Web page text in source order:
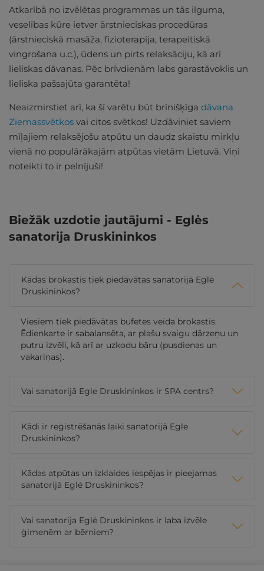
Atkarībā no izvēlētas programmas un tās ilguma,
veselības kūre ietver ārstnieciskas procedūras
(ārstnieciskā masāža, fizioterapija, terapeitiskā
vingrošana u.c.), ūdens un pirts relaksāciju, kā arī
lieliskas dāvanas. Pēc brīvdienām labs garastāvoklis un
lieliska pašsajūta garantēta!
Neaizmirstiet arī, ka šī varētu būt brīnišķīga dāvana
Ziemassvētkos vai citos svētkos! Uzdāviniet saviem
mīļajiem relaksējošu atpūtu un daudz skaistu mirkļu
vienā no populārākajām atpūtas vietām Lietuvā. Viņi
noteikti to ir pelnījuši!
Biežāk uzdotie jautājumi - Eglės
sanatorija Druskininkos
Kādas brokastis tiek piedāvātas sanatorijā Eglė
Druskininkos?
Viesiem tiek piedāvātas bufetes veida brokastis.
Ēdienkarte ir sabalansēta, ar plašu svaigu dārzeņu un
putru izvēli, kā arī ar uzkodu bāru (pusdienas un
vakariņas).
Vai sanatorijā Egle Druskininkos ir SPA centrs?
Kādi ir reģistrēšanās laiki sanatorijā Egle
Druskininkos?
Kādas atpūtas un izklaides iespējas ir pieejamas
sanatorijā Eglė Druskininkos?
Vai sanatorija Eglė Druskininkos ir laba izvēle
ģimenēm ar bērniem?